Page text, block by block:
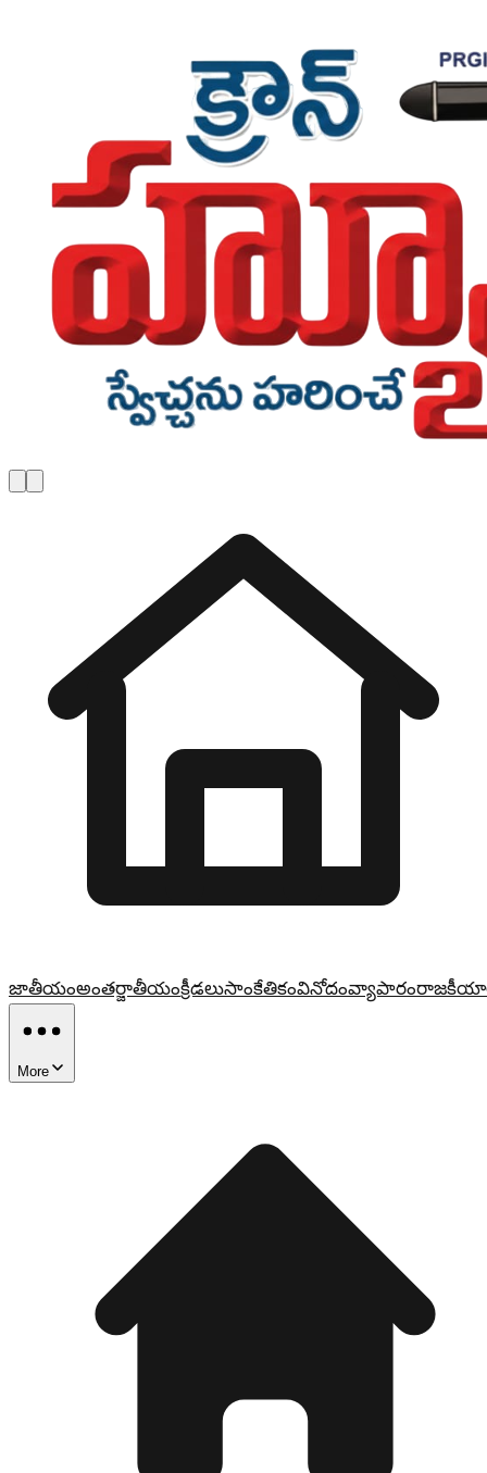
జాతీయంఅంతర్జాతీయంక్రీడలుసాంకేతికంవినోదంవ్యాపారం
More